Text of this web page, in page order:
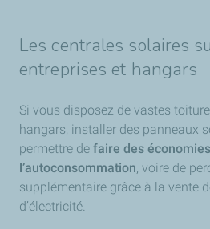
Les centrales solaires
entreprises et hangars
Si vous disposez de vastes
hangars, installer des panneaux
permettre de faire des
l’autoconsommation, voire de
supplémentaire grâce à la vente
d’électricité.